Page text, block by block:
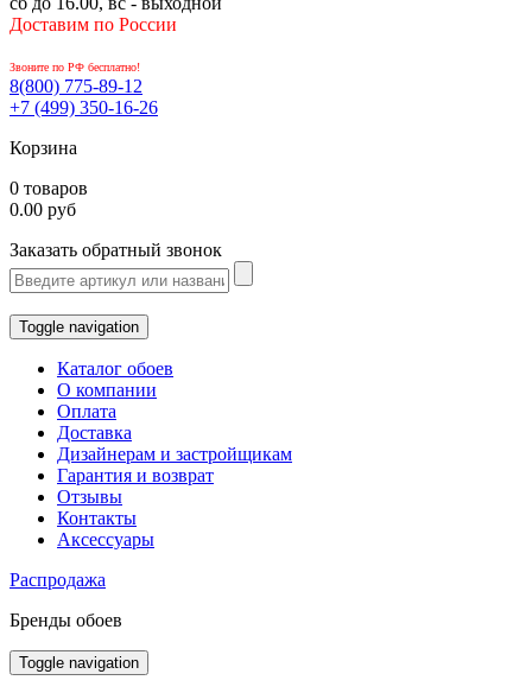
Доставим по России
Звоните по РФ бесплатно!
8(800) 775-89-12
+7 (499) 350-16-26
Корзина
0 товаров
0.00 руб
Заказать обратный звонок
Toggle navigation
Каталог обоев
О компании
Оплата
Доставка
Дизайнерам и застройщикам
Гарантия и возврат
Отзывы
Контакты
Аксессуары
Распродажа
Бренды обоев
Toggle navigation